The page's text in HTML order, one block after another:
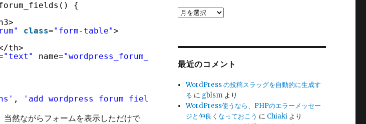
{
class="form-table">
th>
"text" name="wordpress_forum_url"
, 'add_wordpress_forum_fields'
然ながらフォームを表示しただけで
ア
最近のコメント
WordPress の投稿スラッグを自動的に生成す
る に gblsm より
WordPress使うなら、PHPのエラーメッセー
ジと仲良くなっておこう に Chiaki より